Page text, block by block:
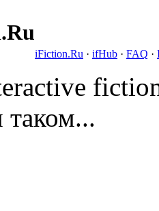
iFiction.Ru · ifHub · FAQ ·
таком...